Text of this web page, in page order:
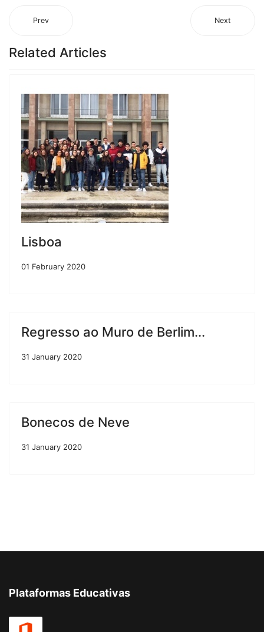
Prev Next
Related Articles
Lisboa
01 February 2020
Regresso ao Muro de Berlim...
31 January 2020
Bonecos de Neve
31 January 2020
Plataformas Educativas